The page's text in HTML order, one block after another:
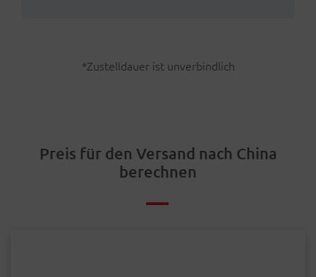
*Zustelldauer ist unverbindlich
Preis für den Versand nach China
berechnen